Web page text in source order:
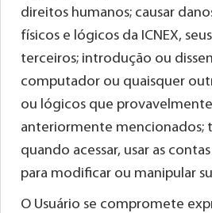
direitos humanos; causar
físicos e lógicos da ICNEX,
terceiros; introdução ou
computador ou quaisquer
ou lógicos que
anteriormente mencionados;
quando acessar, usar as
para modificar ou manipular
O Usuário se compromete